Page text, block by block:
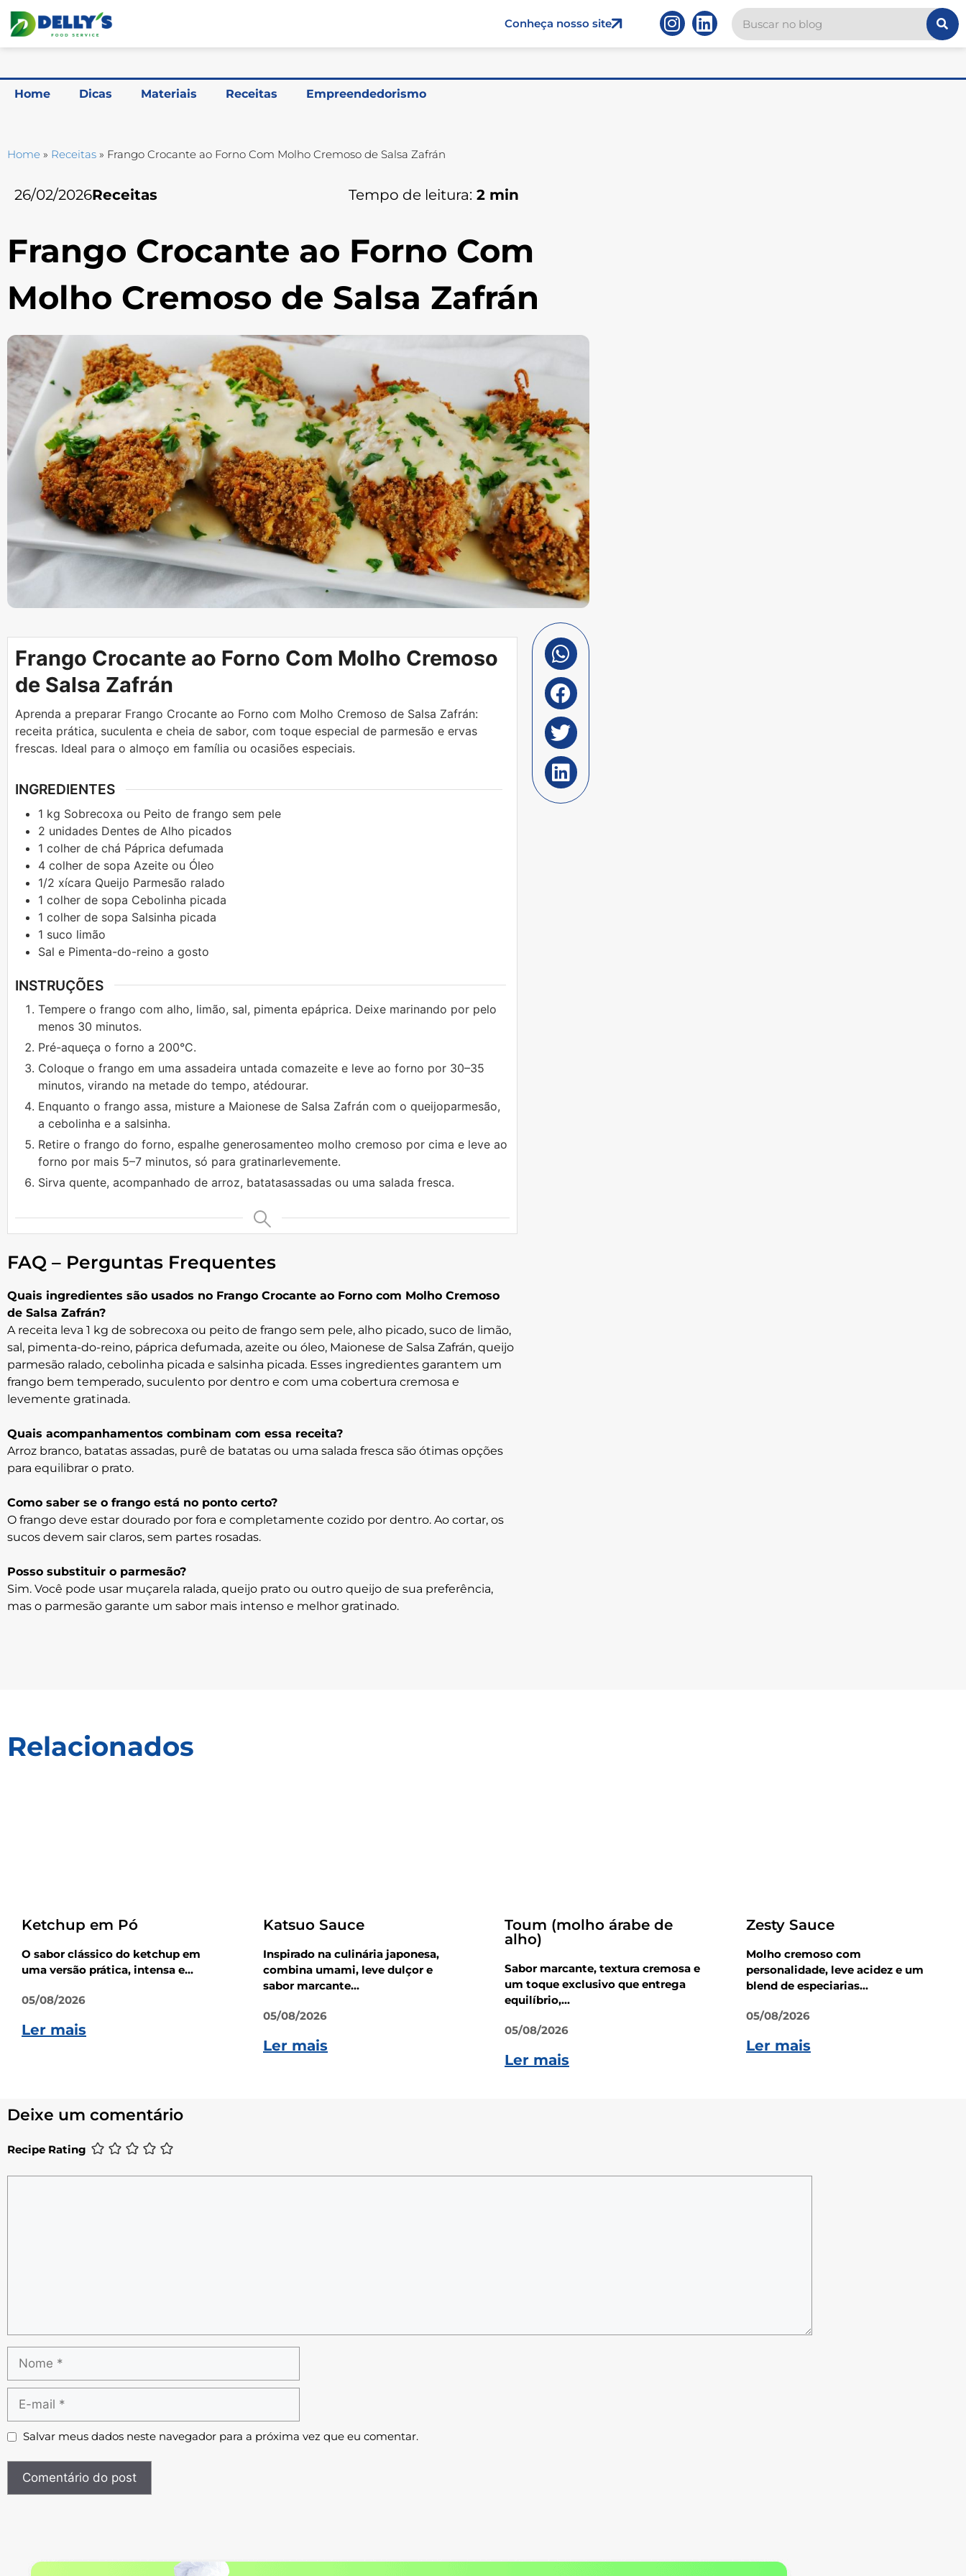
Conheça nosso site
Home Dicas Materiais Receitas Empreendedorismo
Home » Receitas » Frango Crocante ao Forno Com Molho Cremoso de Salsa Zafrán
26/02/2026Receitas Tempo de leitura: 2 min
Frango Crocante ao Forno Com
Molho Cremoso de Salsa Zafrán
Frango Crocante ao Forno Com Molho Cremoso
de Salsa Zafrán
Aprenda a preparar Frango Crocante ao Forno com Molho Cremoso de Salsa Zafrán:
receita prática, suculenta e cheia de sabor, com toque especial de parmesão e ervas
frescas. Ideal para o almoço em família ou ocasiões especiais.
INGREDIENTES
1 kg Sobrecoxa ou Peito de frango sem pele
2 unidades Dentes de Alho picados
1 colher de chá Páprica defumada
4 colher de sopa Azeite ou Óleo
1/2 xícara Queijo Parmesão ralado
1 colher de sopa Cebolinha picada
1 colher de sopa Salsinha picada
1 suco limão
Sal e Pimenta-do-reino a gosto
INSTRUÇÕES
Tempere o frango com alho, limão, sal, pimenta epáprica. Deixe marinando por pelo
menos 30 minutos.
Pré-aqueça o forno a 200°C.
Coloque o frango em uma assadeira untada comazeite e leve ao forno por 30–35
minutos, virando na metade do tempo, atédourar.
Enquanto o frango assa, misture a Maionese de Salsa Zafrán com o queijoparmesão,
a cebolinha e a salsinha.
Retire o frango do forno, espalhe generosamenteo molho cremoso por cima e leve ao
forno por mais 5–7 minutos, só para gratinarlevemente.
Sirva quente, acompanhado de arroz, batatasassadas ou uma salada fresca.
FAQ – Perguntas Frequentes
Quais ingredientes são usados no Frango Crocante ao Forno com Molho Cremoso
de Salsa Zafrán?
A receita leva 1 kg de sobrecoxa ou peito de frango sem pele, alho picado, suco de limão,
sal, pimenta-do-reino, páprica defumada, azeite ou óleo, Maionese de Salsa Zafrán, queijo
parmesão ralado, cebolinha picada e salsinha picada. Esses ingredientes garantem um
frango bem temperado, suculento por dentro e com uma cobertura cremosa e
levemente gratinada.
Quais acompanhamentos combinam com essa receita?
Arroz branco, batatas assadas, purê de batatas ou uma salada fresca são ótimas opções
para equilibrar o prato.
Como saber se o frango está no ponto certo?
O frango deve estar dourado por fora e completamente cozido por dentro. Ao cortar, os
sucos devem sair claros, sem partes rosadas.
Posso substituir o parmesão?
Sim. Você pode usar muçarela ralada, queijo prato ou outro queijo de sua preferência,
mas o parmesão garante um sabor mais intenso e melhor gratinado.
Relacionados
Ketchup em Pó
O sabor clássico do ketchup em
uma versão prática, intensa e...
05/08/2026
Ler mais
Katsuo Sauce
Inspirado na culinária japonesa,
combina umami, leve dulçor e
sabor marcante...
05/08/2026
Ler mais
Toum (molho árabe de
alho)
Sabor marcante, textura cremosa e
um toque exclusivo que entrega
equilíbrio,...
05/08/2026
Ler mais
Zesty Sauce
Molho cremoso com
personalidade, leve acidez e um
blend de especiarias...
05/08/2026
Ler mais
Deixe um comentário
Recipe Rating
Salvar meus dados neste navegador para a próxima vez que eu comentar.